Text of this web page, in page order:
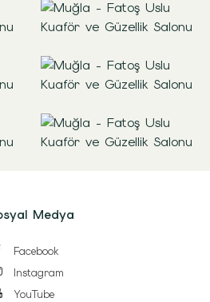
Medya
Facebook
Instagram
YouTube